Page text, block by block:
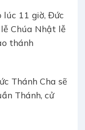
lúc 11 giờ, Đức
Chúa Nhật lễ
thánh
Thánh Cha sẽ
Thánh, cử